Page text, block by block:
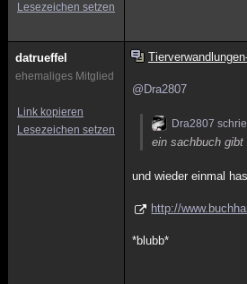
Lesezeichen setzen
datrueffel
ehemaliges Mitglied
Link kopieren
Lesezeichen setzen
@Dra2807
Dra2807
ein sachbuch
und wieder einmal
http://
*blubb*